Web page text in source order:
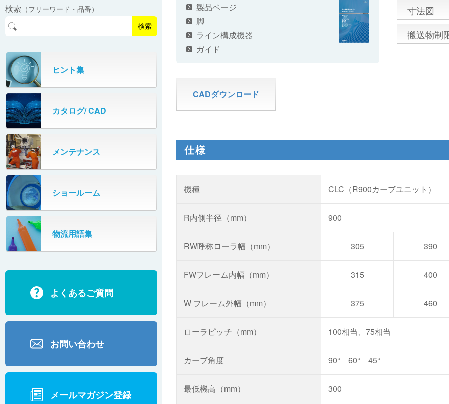
PHC80L
ガントレーパレタイザ
PHC350・PHC330
PZC150・PZC110
DHC350
667
SR802
ECD500A・ECD800・ECD1500
ECD2700
BD200・BD1000
パーフェクトベヤー® / PV（スチール
製）
パーフェクトベヤー® / AP（アルミ
タテコン® / TC
オリプナー
高速転換機
スタッカ&アンスタッカ
米袋自動投入装置
フローラック自動補充装置
牛乳パック自動投入装置
ターンコンベヤ
マルチレーンダイバータ®
カーゴタイザ
検索 （フリーワード・品番）
検索
ヒント集
カタログ/ CAD
メンテナンス
ショールーム
物流用語集
よくあるご質問
お問い合わせ
メールマガジン登録
製品ページ
脚
ライン構成機器
ガイド
CADダウンロード
寸法図
搬送物制
仕様
機種 CLC（R900カーブユニット）
R内側半径（mm） 900
RW呼称ローラ幅（mm） 305 390
FWフレーム内幅（mm） 315 400
W フレーム外幅（mm） 375 460
ローラピッチ（mm） 100相当、75相当
カーブ角度 90° 60° 45°
最低機高（mm） 300